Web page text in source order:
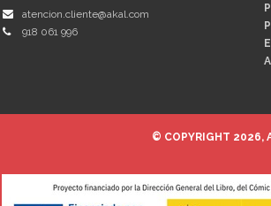
atencion.cliente@akal.com
918 061 996
© COPYRIGHT 2026,